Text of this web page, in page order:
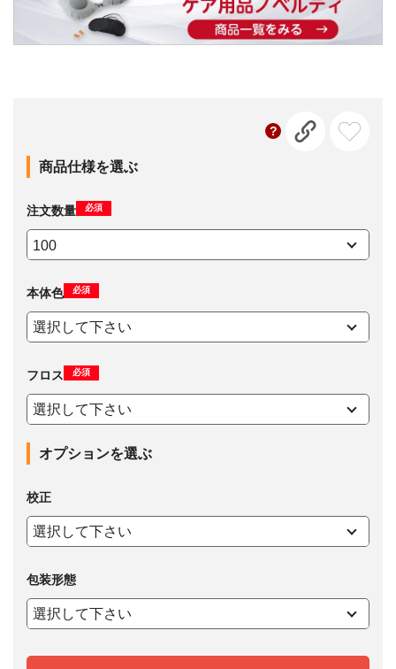
商品仕様を選ぶ
注文数量 必須
本体色 必須
フロス 必須
オプションを選ぶ
校正
包装形態